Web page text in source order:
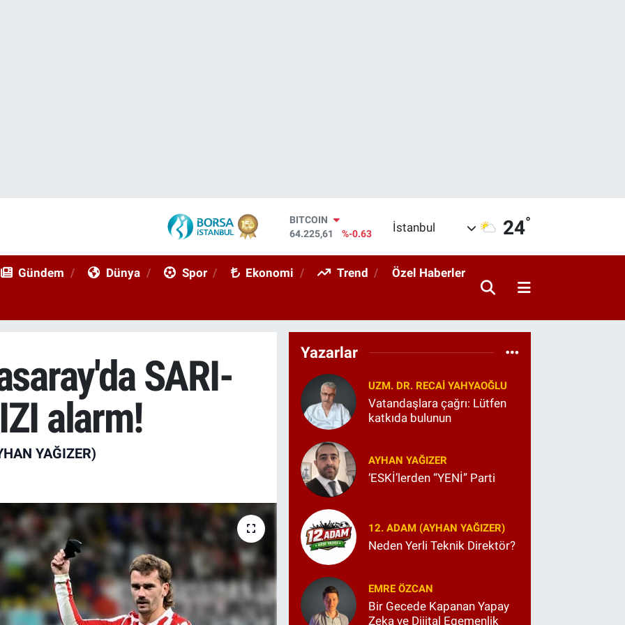
DOLAR
47,7143
%0.16
STERLİN
BİST100
13.799
%70
BITCOIN
64.225,61
İstanbul 24°
Gündem Dünya Spor Ekonomi Trend Özel Haberler
SARI-
alarm!
YAĞIZER)
Yazarlar
UZM. DR. RECAI YAHYAOĞLU
Vatandaşlara çağrı: Lütfen
katkıda bulunun
AYHAN YAĞIZER
‘ESKİ’lerden “YENİ” Parti
12. ADAM (AYHAN YAĞIZER)
Neden Yerli Teknik Direktör?
EMRE ÖZCAN
Bir Gecede Kapanan Yapay
Zeka ve Dijital Egemenlik